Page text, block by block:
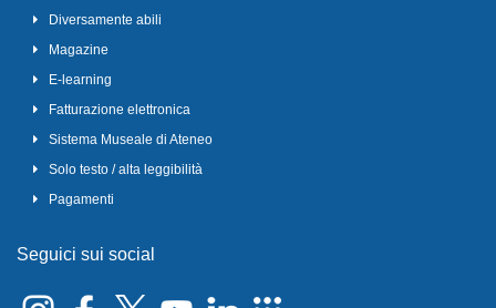
Diversamente abili
Magazine
E-learning
Fatturazione elettronica
Sistema Museale di Ateneo
Solo testo / alta leggibilità
Pagamenti
Seguici sui social